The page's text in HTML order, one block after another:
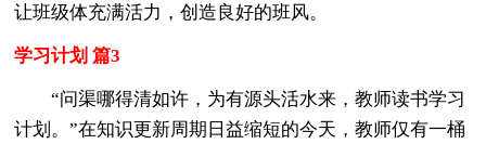
让班级体充满活力，创造良好的班风。
学习计划 篇3
“问渠哪得清如许，为有源头活水来，教师读书学习
计划。”在知识更新周期日益缩短的今天，教师仅有一桶